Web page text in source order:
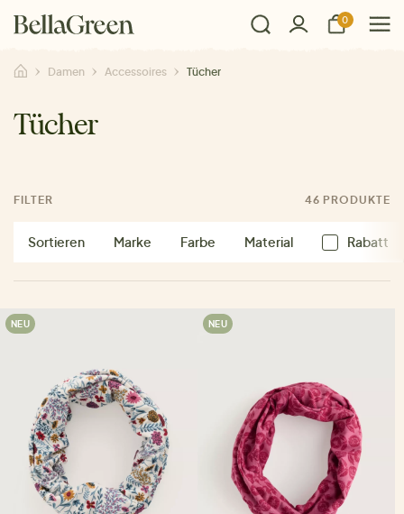
0
Damen Accessoires Tücher
Tücher
FILTER 46 PRODUKTE
Sortieren Marke Farbe Material Rabatt
NEU NEU